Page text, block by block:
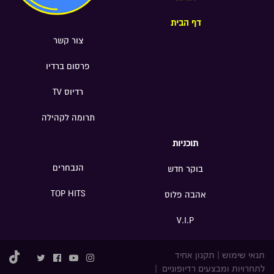
תיאטרון "נא לגעת"; ד"ר ענת הוכברג
מרום, ייעוץ גיאו-אסטרטגי וניהול סיכונים
דף הבית
צור קשר
פרסום ברדיו
רדיוס TV
תרומה לקהילה
תוכניות
בוקר חדש
אהבה פלוס
V.I.P
הנבחרים
TOP HITS
תנאי שימוש
תקנון אחיד
לתחרויות ומבצעים רדיופוניים